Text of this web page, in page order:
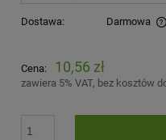
Dostawa:
Darmowa
Cena nie zawiera
Cena: 10,56 zł
zawiera 5% VAT, bez kosztów